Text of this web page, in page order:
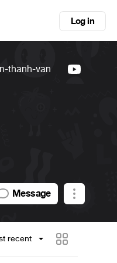
Log in
thanh-van
Message
recent